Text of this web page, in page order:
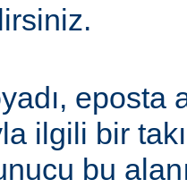
eposta
ilgili bir
bu